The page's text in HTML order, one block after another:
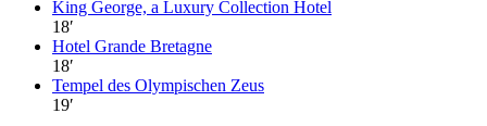
King George, a Luxury Collection Hotel
18′
Hotel Grande Bretagne
18′
Tempel des Olympischen Zeus
19′